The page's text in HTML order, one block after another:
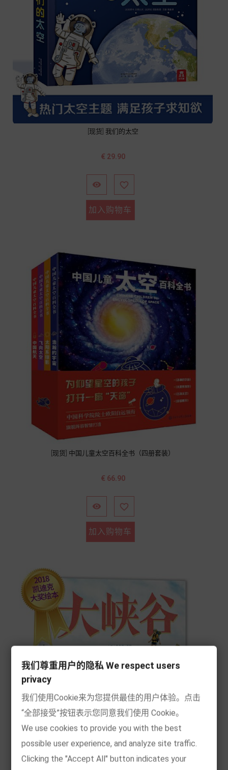
[现货] 我们的太空
价
€ 29.90
 
加入购物车
[现货] 中国儿童太空百科全书（四册套装）
价
€ 66.90
 
加入购物车
我们尊重用户的隐私 We respect users
privacy
我们使用Cookie来为您提供最佳的用户体验。点击
“全部接受”按钮表示您同意我们使用 Cookie。
We use cookies to provide you with the best
possible user experience, and analyze site traffic.
Clicking the "Accept All" button indicates your